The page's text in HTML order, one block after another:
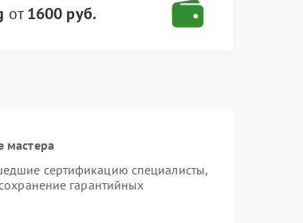
от1600 руб.
мастера
сертификацию специалисты,
гарантийных